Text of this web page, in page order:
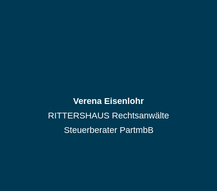
Verena Eisenlohr
RITTERSHAUS Rechtsanwälte
Steuerberater PartmbB